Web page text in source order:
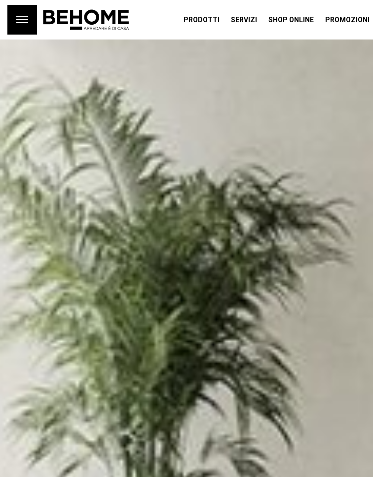
PRODOTTI SERVIZI SHOP ONLINE PROMOZIONI